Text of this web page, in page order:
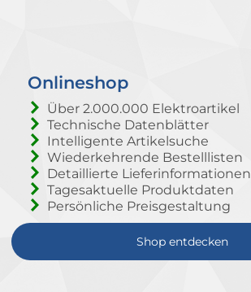
Onlineshop
Über 2.000.000 Elektroartikel
Technische Datenblätter
Intelligente Artikelsuche
Wiederkehrende Bestelllisten
Detaillierte Lieferinformationen
Tagesaktuelle Produktdaten
Persönliche Preisgestaltung
Shop entdecken